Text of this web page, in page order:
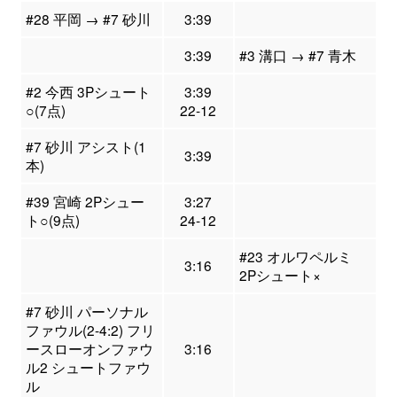
#28 平岡 → #7 砂川
3:39
3:39
#3 溝口 → #7 青木
#2 今西 3Pシュート
○(7点)
3:39
22-12
#7 砂川 アシスト(1
本)
3:39
#39 宮崎 2Pシュー
ト○(9点)
3:27
24-12
3:16
#23 オルワペルミ
2Pシュート×
#7 砂川 パーソナル
ファウル(2-4:2) フリ
ースローオンファウ
ル2 シュートファウ
ル
3:16